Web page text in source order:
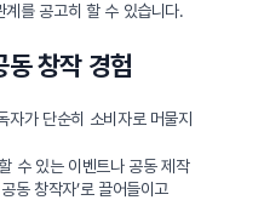
계를 공고히 할 수 있습니다.
창작 경험
자가 단순히 소비자로 머물지
수 있는 이벤트나 공동 제작
동 창작자’로 끌어들이고